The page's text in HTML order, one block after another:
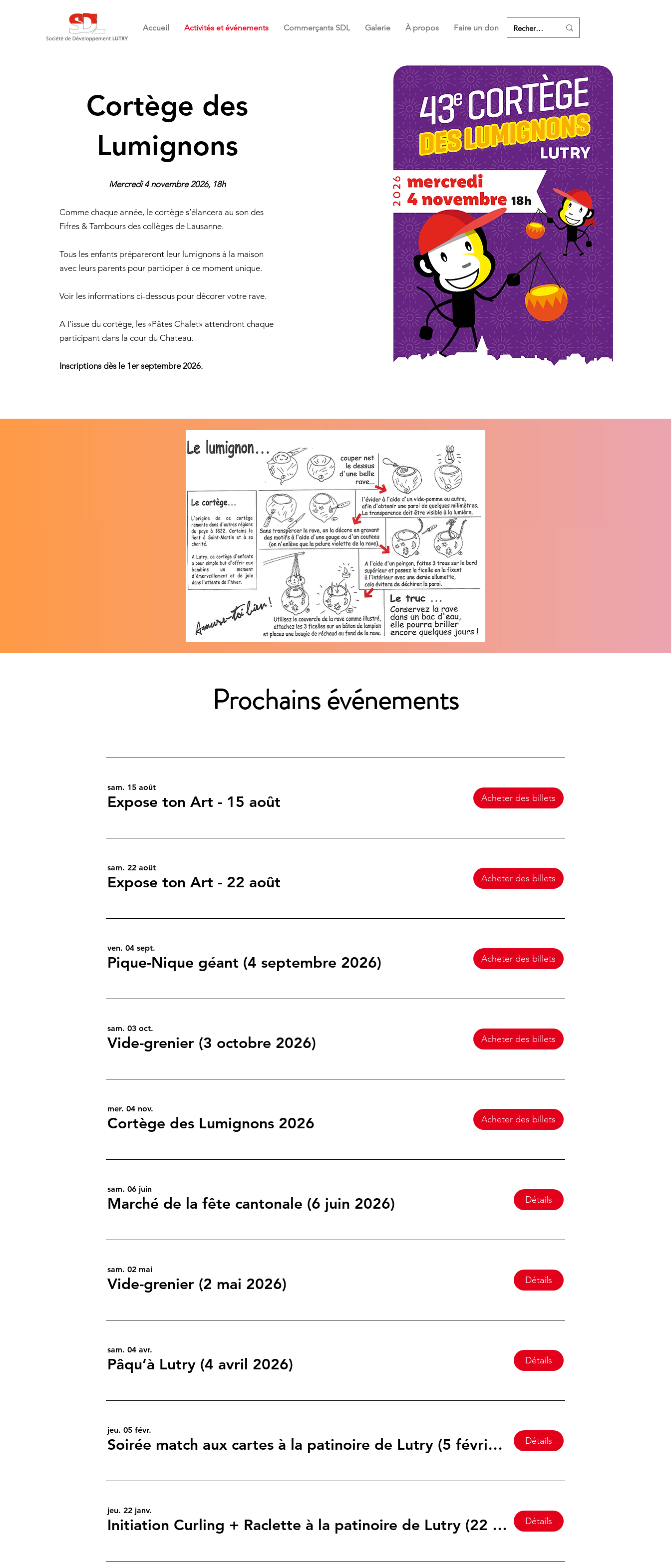
Accueil Activités et événements Commerçants SDL Galerie À propos Faire un don
Cortège des
Lumignons
Mercredi 4 novembre 2026, 18h
Comme chaque année, le cortège s’élancera au son des
Fifres & Tambours des collèges de Lausanne.
Tous les enfants prépareront leur lumignons à la maison
avec leurs parents pour participer à ce moment unique.
Voir les informations ci-dessous pour décorer votre rave.
A I’issue du cortège, les «Pâtes Chalet» attendront chaque
participant dans la cour du Chateau.
Inscriptions dès le 1er septembre 2026.
Prochains événements
sam. 15 août
Expose ton Art - 15 août Acheter des billets
sam. 22 août
Expose ton Art - 22 août Acheter des billets
ven. 04 sept.
Pique-Nique géant (4 septembre 2026) Acheter des billets
sam. 03 oct.
Vide-grenier (3 octobre 2026) Acheter des billets
mer. 04 nov.
Cortège des Lumignons 2026 Acheter des billets
sam. 06 juin
Marché de la fête cantonale (6 juin 2026) Détails
sam. 02 mai
Vide-grenier (2 mai 2026) Détails
sam. 04 avr.
Pâqu’à Lutry (4 avril 2026) Détails
jeu. 05 févr.
Soirée match aux cartes à la patinoire de Lutry (5 février 2026) Détails
jeu. 22 janv.
Initiation Curling + Raclette à la patinoire de Lutry (22 janvier 2026) Détails